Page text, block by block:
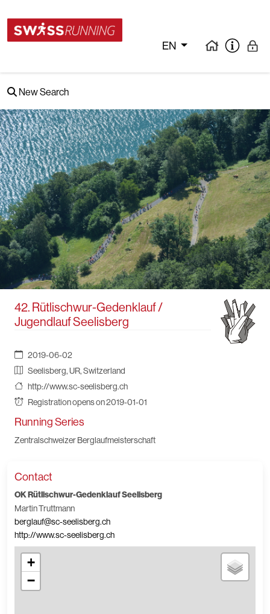
EN
New Search
42. Rütlischwur-Gedenklauf /
Jugendlauf Seelisberg
2019-06-02
Seelisberg, UR, Switzerland
http://www.sc-seelisberg.ch
Registration opens on 2019-01-01
Running Series
Zentralschweizer Berglaufmeisterschaft
Contact
OK Rütlischwur-Gedenklauf Seelisberg
Martin Truttmann
berglauf@sc-seelisberg.ch
http://www.sc-seelisberg.ch
+
−